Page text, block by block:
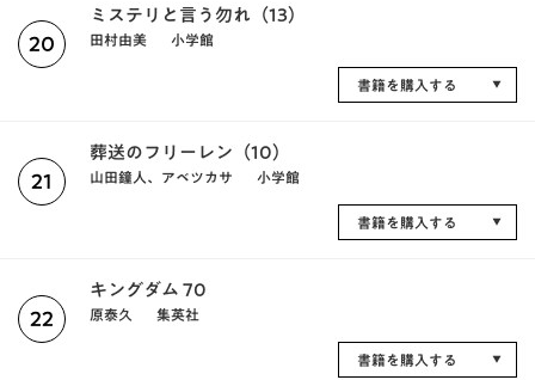
20
ミステリと言う勿れ（13）
田村由美 小学館
書籍を購入する
21
葬送のフリーレン（10）
山田鐘人、アベツカサ 小学館
書籍を購入する
22
キングダム 70
原泰久 集英社
書籍を購入する